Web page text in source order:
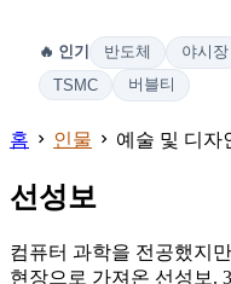
🔥 인기 반도체 야시장
TSMC
버블티
홈 인물 예술 및 디자
선성보
컴퓨터 과학을 전공했지
현장으로 가져온 선성보.